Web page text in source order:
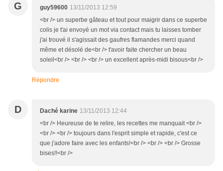
G guy59600 13/11/2013 12:59
<br /> un superbe gâteau et tout pour maigrir dans ce superbe
colis je t'ai envoyé un mot via contact mais tu laisses tomber
j'ai trouvé il s'agissait des gaufres flamandes merci quand
même et désolé de<br /> t'avoir faite chercher un beau
soleil<br /> <br /> <br /> un excellent après-midi bisous<br />
Répondre
D Daché karine 13/11/2013 12:44
<br /> Heureuse de te relire, les recettes me manquait <br />
<br /> <br /> toujours dans l'esprit simple et rapide, c'est ce
que j'adore faire avec les enfants!<br /> <br /> <br /> Grosse
bises!!<br />